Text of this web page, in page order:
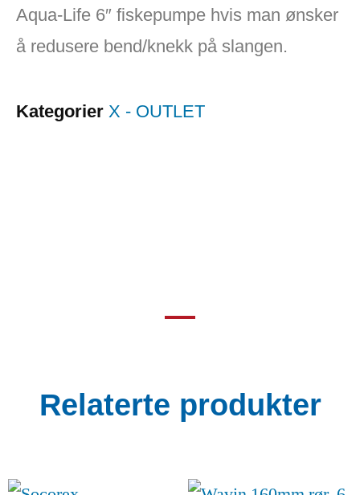
Aqua-Life 6″ fiskepumpe hvis man ønsker
å redusere bend/knekk på slangen.
Kategorier X - OUTLET
Relaterte produkter